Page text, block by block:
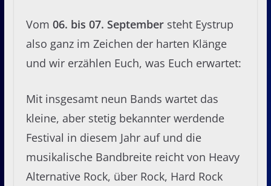
Vom 06. bis 07. Septembersteht Eystrup
also ganz im Zeichen der harten Klänge
und wir erzählen Euch, was Euch erwartet:
Mit insgesamt neun Bands wartet das
kleine, aber stetig bekannter werdende
Festival in diesem Jahr auf und die
musikalische Bandbreite reicht von Heavy
Alternative Rock, über Rock, Hard Rock